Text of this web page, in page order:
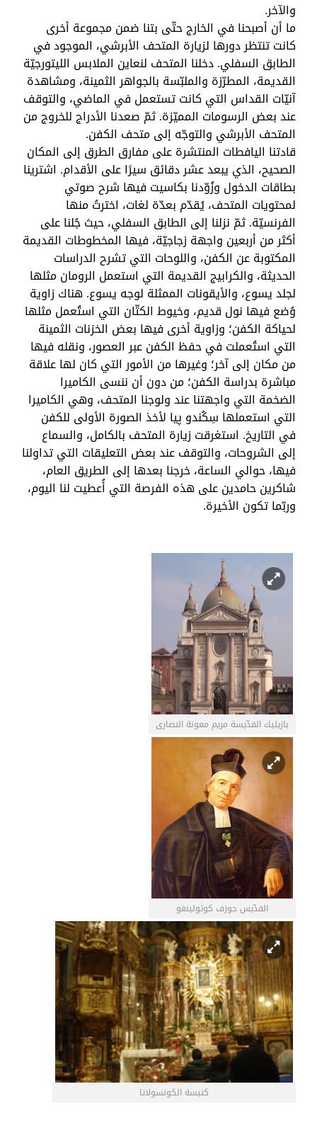
والآخر.
ما أن أصبحنا في الخارج حتّى بتنا ضمن مجموعة أخرى
كانت تنتظر دورها لزيارة المتحف الأبرشي، الموجود في
الطابق السفلي. دخلنا المتحف لنعاين الملابس الليتورجيّة
القديمة، المطرّزة والملبّسة بالجواهر الثمينة، ومشاهدة
آنيّات القداس التي كانت تستعمل في الماضي، والتوقف
عند بعض الرسومات المميّزة. ثمّ صعدنا الأدراج للخروج من
المتحف الأبرشي والتوجّه إلى متحف الكفن.
قادتنا اليافطات المنتشرة على مفارق الطرق إلى المكان
الصحيح، الذي يبعد عشر دقائق سيرًا على الأقدام. اشترينا
بطاقات الدخول وزُوّدنا بكاسيت فيها شرح صوتي
لمحتويات المتحف، يُقدّم بعدّة لغات، اخترتُ منها
الفرنسيّة. ثمّ نزلنا إلى الطابق السفلي، حيث جُلنا على
أكثر من أربعين واجهة زجاجيّة، فيها المخطوطات القديمة
المكتوبة عن الكفن، واللوحات التي تشرح الدراسات
الحديثة، والكرابيج القديمة التي استعمل الرومان مثلها
لجلد يسوع، والأيقونات الممثلة لوجه يسوع. هناك زاوية
وُضع فيها نول قديم، وخيوط الكتّان التي استُعمل مثلها
لحياكة الكفن؛ وزاوية أخرى فيها بعض الخزنات الثمينة
التي استُعملت في حفظ الكفن عبر العصور، ونقله فيها
من مكان إلى آخر؛ وغيرها من الأمور التي كان لها علاقة
مباشرة بدراسة الكفن؛ من دون أن ننسى الكاميرا
الضخمة التي واجهتنا عند ولوجنا المتحف، وهي الكاميرا
التي استعملها سِكُندو پيا لأخذ الصورة الأولى للكفن
في التاريخ. استغرقت زيارة المتحف بالكامل، والسماع
إلى الشروحات، والتوقف عند بعض التعليقات التي تداولنا
فيها، حوالي الساعة، خرجنا بعدها إلى الطريق العام،
شاكرين حامدين على هذه الفرصة التي أُعطيت لنا اليوم،
وربّما تكون الأخيرة.
بازيليك القدّيسة مريم معونة النصارى
القدّيس جوزف كوتولينغو
كنيسة الكونسولاتا